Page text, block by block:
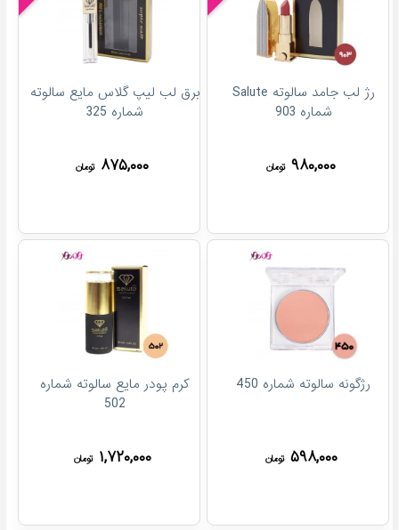
رژ لب جامد سالوته Salute
شماره 903
۹۸۰,۰۰۰ تومان
برق لب لیپ گلاس مایع سالوته
شماره 325
۸۷۵,۰۰۰ تومان
رژگونه سالوته شماره 450
۵۹۸,۰۰۰ تومان
کرم پودر مایع سالوته شماره
502
۱,۷۲۰,۰۰۰ تومان